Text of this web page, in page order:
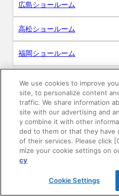
広島ショールーム
高松ショールーム
福岡ショールーム
サポート
よくあるご質問
カタログ閲覧・資料請求
We use cookies to improve
site, to personalize content
traffic. We share information
site with our advertising and
y combine it with other
ded to them or that they have
of their services. Please click
mize your cookie settings on
cy
Cookie Settings